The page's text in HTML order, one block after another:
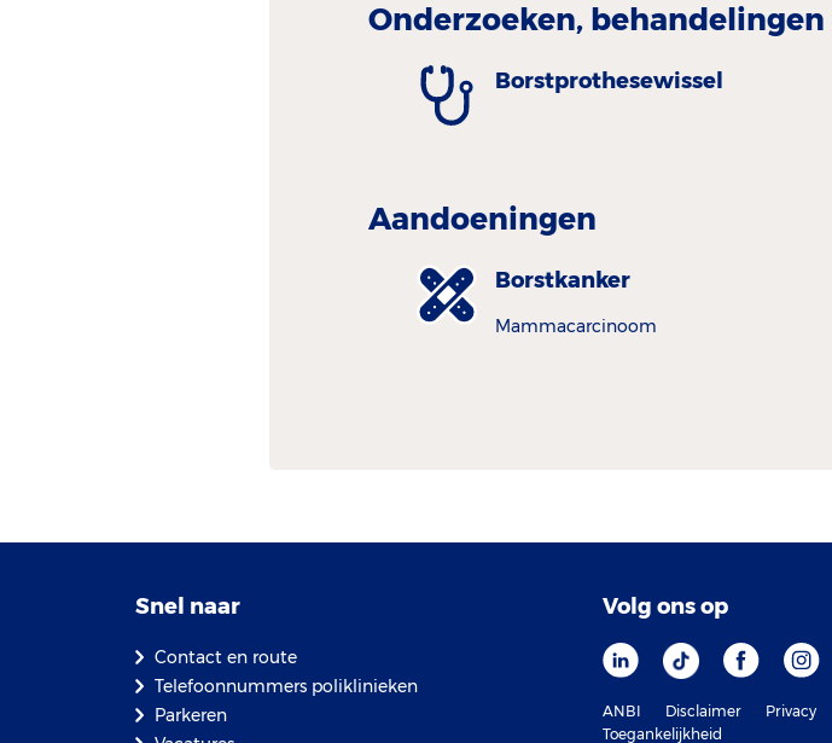
Onderzoeken,
Borstprothesewissel
Aandoeningen
Borstkanker
Mammacarcinoom
Snel naar
Contact en route
Telefoonnummers poliklinieken
Parkeren
Volg ons op
ANBI Disclaimer Privacy
Toegankelijkheid